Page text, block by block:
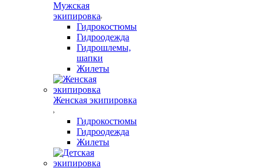
Мужская
экипировка
Гидрокостюмы
Гидроодежда
Гидрошлемы,
шапки
Жилеты
Женская экипировка
Гидрокостюмы
Гидроодежда
Жилеты